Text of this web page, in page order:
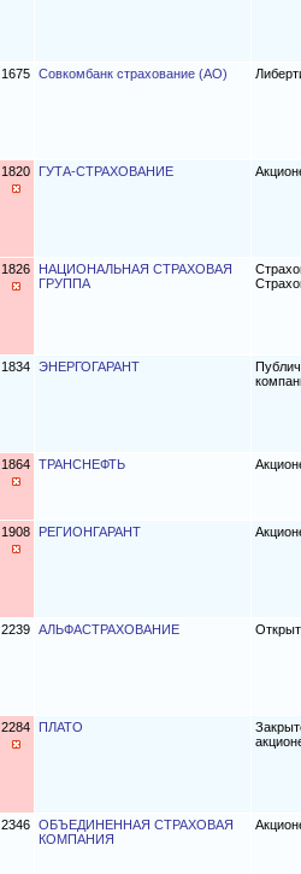
1675 Совкомбанк страхование (АО)
1820 ГУТА-СТРАХОВАНИЕ
1826
НАЦИОНАЛЬНАЯ СТРАХОВАЯ
ГРУППА
1834 ЭНЕРГОГАРАНТ
1864 ТРАНСНЕФТЬ
1908 РЕГИОНГАРАНТ
2239 АЛЬФАСТРАХОВАНИЕ
2284 ПЛАТО
2346 ОБЪЕДИНЕННАЯ СТРАХОВАЯ
КОМПАНИЯ